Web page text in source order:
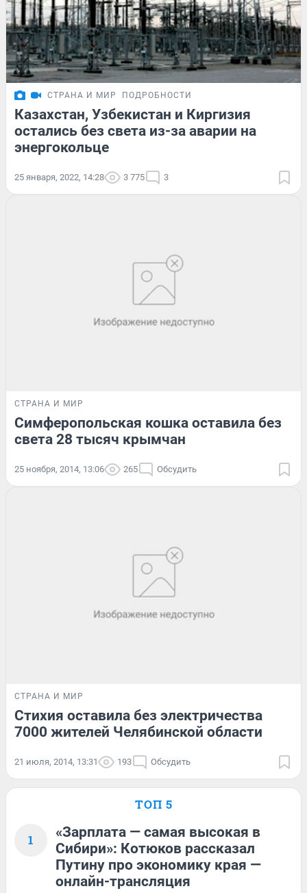
СТРАНА И МИР ПОДРОБНОСТИ
Казахстан, Узбекистан и Киргизия
остались без света из-за аварии на
энергокольце
25 января, 2022, 14:28 3 775 3
СТРАНА И МИР
Симферопольская кошка оставила без
света 28 тысяч крымчан
25 ноября, 2014, 13:06 265 Обсудить
СТРАНА И МИР
Стихия оставила без электричества
7000 жителей Челябинской области
21 июля, 2014, 13:31 193 Обсудить
ТОП 5
1
«Зарплата — самая высокая в
Сибири»: Котюков рассказал
Путину про экономику края —
онлайн-трансляция